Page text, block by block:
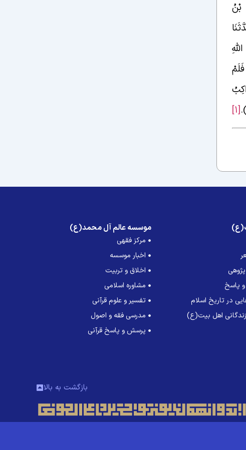
بْنُ
[1]
پاسخ
در تاریخ اسلام
اهل بیت(ع)
موسسه عالم آل محمد(ع)
مرکز فقهی
اخبار موسسه
اخلاق و تربیت
مشاوره اسلامی
تفسیر و علوم قرآنی
مدرسی فقه و اصول
پرسش و پاسخ قرآنی
بازگشت به بالا